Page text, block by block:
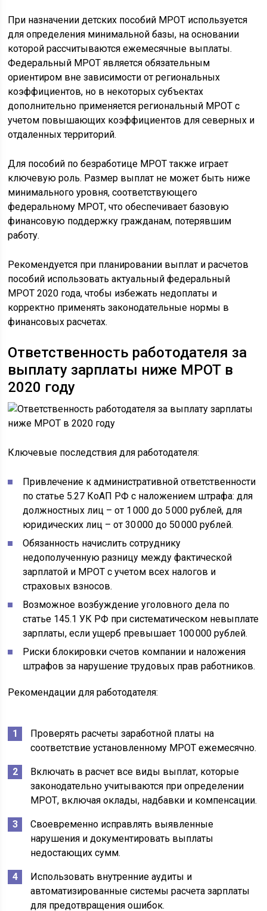
При назначении детских пособий МРОТ используется
для определения минимальной базы, на основании
которой рассчитываются ежемесячные выплаты.
Федеральный МРОТ является обязательным
ориентиром вне зависимости от региональных
коэффициентов, но в некоторых субъектах
дополнительно применяется региональный МРОТ с
учетом повышающих коэффициентов для северных и
отдаленных территорий.
Для пособий по безработице МРОТ также играет
ключевую роль. Размер выплат не может быть ниже
минимального уровня, соответствующего
федеральному МРОТ, что обеспечивает базовую
финансовую поддержку гражданам, потерявшим
работу.
Рекомендуется при планировании выплат и расчетов
пособий использовать актуальный федеральный
МРОТ 2020 года, чтобы избежать недоплаты и
корректно применять законодательные нормы в
финансовых расчетах.
Ответственность работодателя за
выплату зарплаты ниже МРОТ в
2020 году
Ключевые последствия для работодателя:
Привлечение к административной ответственности
по статье 5.27 КоАП РФ с наложением штрафа: для
должностных лиц – от 1 000 до 5 000 рублей, для
юридических лиц – от 30 000 до 50 000 рублей.
Обязанность начислить сотруднику
недополученную разницу между фактической
зарплатой и МРОТ с учетом всех налогов и
страховых взносов.
Возможное возбуждение уголовного дела по
статье 145.1 УК РФ при систематическом невыплате
зарплаты, если ущерб превышает 100 000 рублей.
Риски блокировки счетов компании и наложения
штрафов за нарушение трудовых прав работников.
Рекомендации для работодателя:
Проверять расчеты заработной платы на
соответствие установленному МРОТ ежемесячно.
Включать в расчет все виды выплат, которые
законодательно учитываются при определении
МРОТ, включая оклады, надбавки и компенсации.
Своевременно исправлять выявленные
нарушения и документировать выплаты
недостающих сумм.
Использовать внутренние аудиты и
автоматизированные системы расчета зарплаты
для предотвращения ошибок.